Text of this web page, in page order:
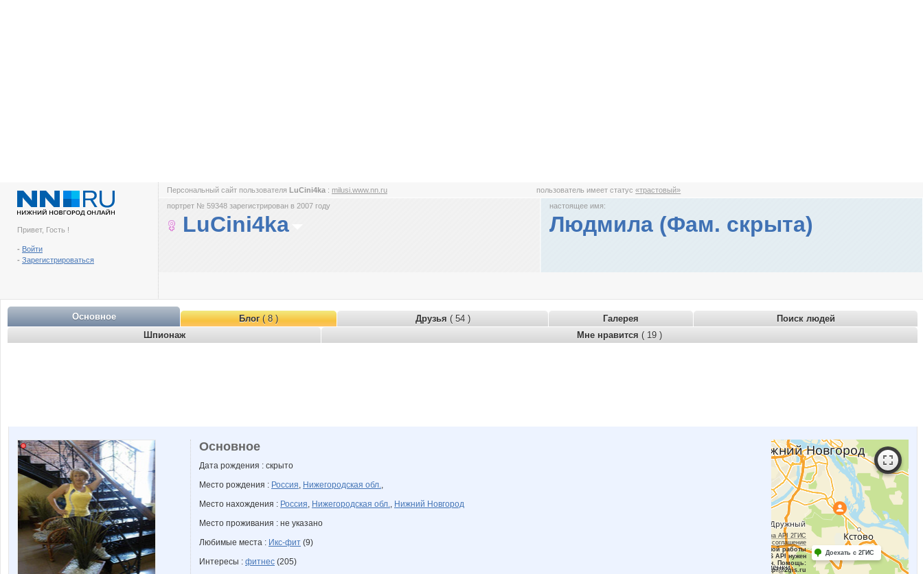
Привет, Гость !
- Войти
- Зарегистрироваться
Персональный сайт пользователя LuCini4ka : milusi.www.nn.ru пользователь имеет статус«трастовый»
портрет № 59348 зарегистрирован в 2007 году
LuCini4ka
настоящее имя:
Людмила (Фам. скрыта)
Основное Блог( 8 ) Друзья ( 54 ) Галерея
Поиск людей
Шпионаж
Мне нравится ( 19 )
Работает на API 2ГИС
Лицензионное соглашение
Для корректной работы
Raster JS API нужен
ключ. Помощь:
api@2gis.ru
Доехать с 2ГИС
Основное
Дата рождения : скрыто
Место рождения : Россия, Нижегородская обл.,
Место нахождения : Россия, Нижегородская обл., Нижний Новгород
Место проживания : не указано
Любимые места : Икс-фит (9)
Интересы : фитнес (205)